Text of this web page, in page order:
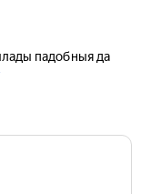
падобныя да